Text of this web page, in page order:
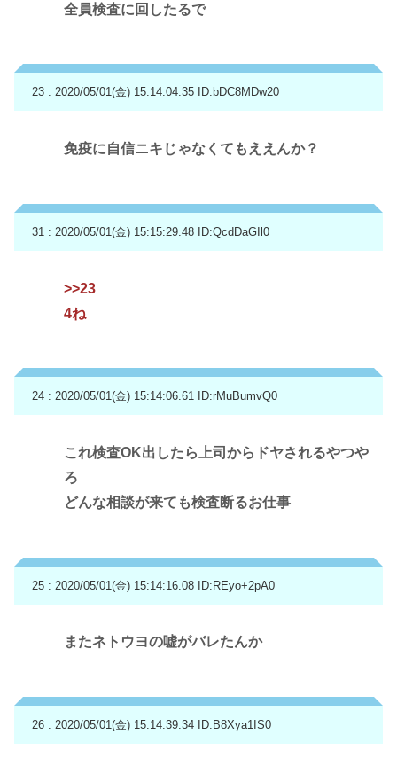
全員検査に回したるで
23 : 2020/05/01(金) 15:14:04.35 ID:bDC8MDw20
免疫に自信ニキじゃなくてもええんか？
31 : 2020/05/01(金) 15:15:29.48 ID:QcdDaGIl0
>>23
4ね
24 : 2020/05/01(金) 15:14:06.61 ID:rMuBumvQ0
これ検査OK出したら上司からドヤされるやつや
ろ
どんな相談が来ても検査断るお仕事
25 : 2020/05/01(金) 15:14:16.08 ID:REyo+2pA0
またネトウヨの嘘がバレたんか
26 : 2020/05/01(金) 15:14:39.34 ID:B8Xya1IS0